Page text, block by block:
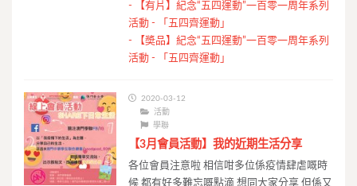
-
【有片】紀念“五四運動”一百零一周年系列
活動 - 「五四齊運動」
-
【奬品】紀念“五四運動”一百零一周年系列
活動 - 「五四齊運動」
2020-03-12
活動
學聯
【3月會員活動】我的近期生活分享
各位會員注意啦 相信咁多位係疫情肆虐嘅時
候 都有好多難忘嘅點滴 想同大家分享 但係又